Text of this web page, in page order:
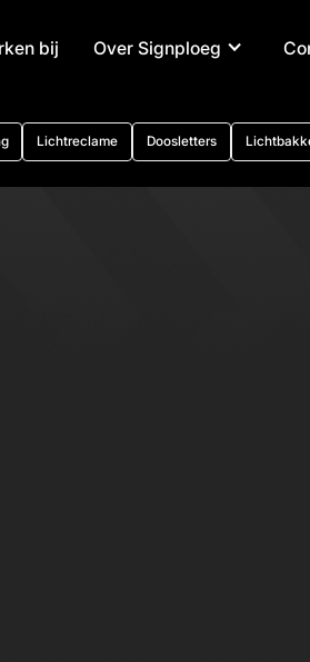
bij Over Signploeg
Lichtreclame Doosletters